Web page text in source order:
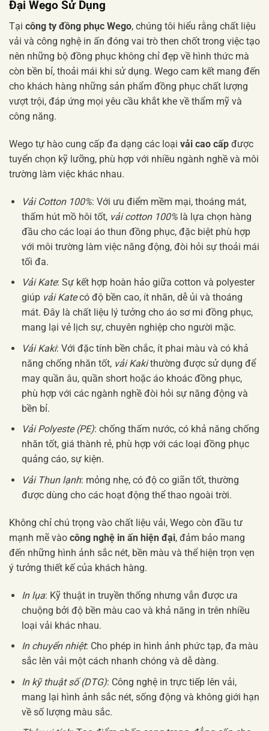
Đại Wego Sử Dụng
Tại công ty đồng phục Wego, chúng tôi hiểu rằng chất liệu
vải và công nghệ in ấn đóng vai trò then chốt trong việc tạo
nên những bộ đồng phục không chỉ đẹp về hình thức mà
còn bền bỉ, thoải mái khi sử dụng. Wego cam kết mang đến
cho khách hàng những sản phẩm đồng phục chất lượng
vượt trội, đáp ứng mọi yêu cầu khắt khe về thẩm mỹ và
công năng.
Wego tự hào cung cấp đa dạng các loại vải cao cấp được
tuyển chọn kỹ lưỡng, phù hợp với nhiều ngành nghề và môi
trường làm việc khác nhau.
Vải Cotton 100%: Với ưu điểm mềm mại, thoáng mát,
thấm hút mồ hôi tốt, vải cotton 100%là lựa chọn hàng
đầu cho các loại áo thun đồng phục, đặc biệt phù hợp
với môi trường làm việc năng động, đòi hỏi sự thoải mái
tối đa.
Vải Kate: Sự kết hợp hoàn hảo giữa cotton và polyester
giúp vải Katecó độ bền cao, ít nhăn, dễ ủi và thoáng
mát. Đây là chất liệu lý tưởng cho áo sơ mi đồng phục,
mang lại vẻ lịch sự, chuyên nghiệp cho người mặc.
Vải Kaki: Với đặc tính bền chắc, ít phai màu và có khả
năng chống nhăn tốt, vải Kakithường được sử dụng để
may quần âu, quần short hoặc áo khoác đồng phục,
phù hợp với các ngành nghề đòi hỏi sự năng động và
bền bỉ.
Vải Polyeste (PE): chống thấm nước, có khả năng chống
nhăn tốt, giá thành rẻ, phù hợp với các loại đồng phục
quảng cáo, sự kiện.
Vải Thun lạnh: mỏng nhẹ, có độ co giãn tốt, thường
được dùng cho các hoạt động thể thao ngoài trời.
Không chỉ chú trọng vào chất liệu vải, Wego còn đầu tư
mạnh mẽ vào công nghệ in ấn hiện đại, đảm bảo mang
đến những hình ảnh sắc nét, bền màu và thể hiện trọn vẹn
ý tưởng thiết kế của khách hàng.
In lụa: Kỹ thuật in truyền thống nhưng vẫn được ưa
chuộng bởi độ bền màu cao và khả năng in trên nhiều
loại vải khác nhau.
In chuyển nhiệt: Cho phép in hình ảnh phức tạp, đa màu
sắc lên vải một cách nhanh chóng và dễ dàng.
In kỹ thuật số (DTG): Công nghệ in trực tiếp lên vải,
mang lại hình ảnh sắc nét, sống động và không giới hạn
về số lượng màu sắc.